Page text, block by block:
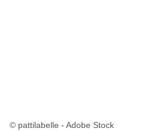
© pattilabelle - Adobe Stock